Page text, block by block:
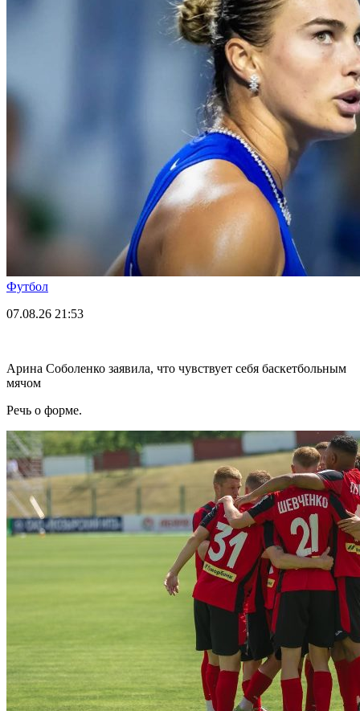
Футбол
07.08.26 21:53
Арина Соболенко заявила, что чувствует себя баскетбольным
мячом
Речь о форме.